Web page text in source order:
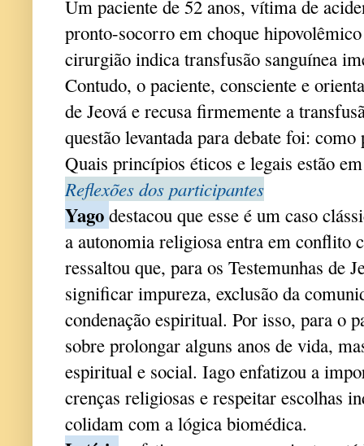
Um paciente de 52 anos, vítima de
pronto-socorro em choque
cirurgião indica transfusão sanguínea
Contudo, o paciente, consciente e
de Jeová e recusa firmemente a
questão levantada para debate foi:
Quais princípios éticos e legais estão
Reflexões dos participantes
Yago destacou que esse é um caso
a autonomia religiosa entra em conflito
ressaltou que, para os Testemunhas de
significar impureza, exclusão da
condenação espiritual. Por isso, para o
sobre prolongar alguns anos de vida,
espiritual e social. Iago enfatizou a
crenças religiosas e respeitar escolhas
colidam com a lógica biomédica.